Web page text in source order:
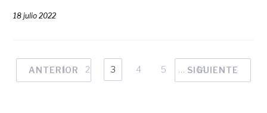
18 julio 2022
ANTERIOR
1 2 3 4 5 14
SIGUIENTE